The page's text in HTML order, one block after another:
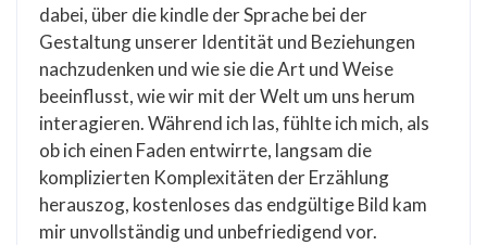
dabei, über die kindle der Sprache bei der
Gestaltung unserer Identität und Beziehungen
nachzudenken und wie sie die Art und Weise
beeinflusst, wie wir mit der Welt um uns herum
interagieren. Während ich las, fühlte ich mich, als
ob ich einen Faden entwirrte, langsam die
komplizierten Komplexitäten der Erzählung
herauszog, kostenloses das endgültige Bild kam
mir unvollständig und unbefriedigend vor.